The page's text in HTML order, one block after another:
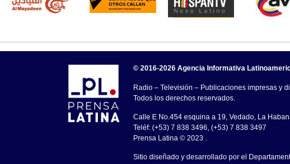
© 2016-2026 Agencia Informativa
Radio – Televisión – Publicaciones impresas y
Todos los derechos reservados.
Calle E No.454 esquina a 19, Vedado, La
Teléf: (+53) 7 838 3496, (+53) 7 838 3497
Prensa Latina © 2023 .
Sitio diseñado y desarrollado por el